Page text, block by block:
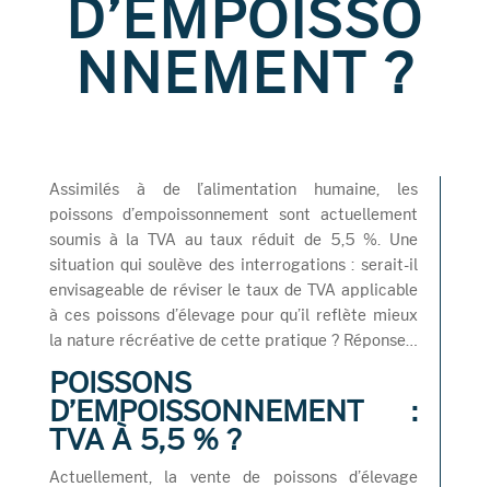
D’EMPOISSO
NNEMENT ?
Assimilés à de l’alimentation humaine, les
poissons d’empoissonnement sont actuellement
soumis à la TVA au taux réduit de 5,5 %. Une
situation qui soulève des interrogations : serait-il
envisageable de réviser le taux de TVA applicable
à ces poissons d’élevage pour qu’il reflète mieux
la nature récréative de cette pratique ? Réponse…
POISSONS
D’EMPOISSONNEMENT :
TVA À 5,5 % ?
Actuellement, la vente de poissons d’élevage